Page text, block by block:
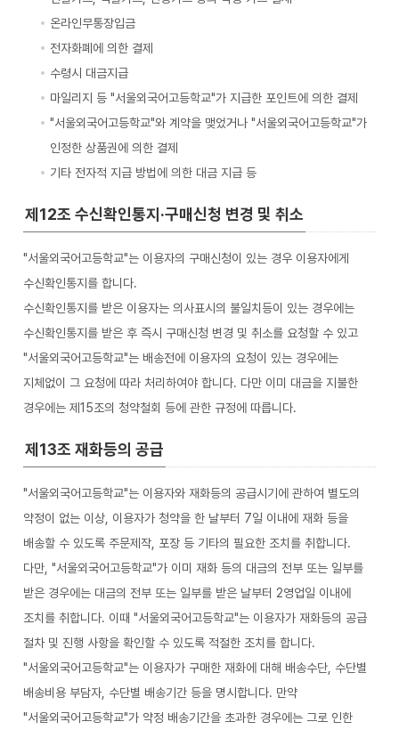
온라인무통장입금
전자화폐에 의한 결제
수령시 대금지급
마일리지 등 "서울외국어고등학교"가 지급한 포인트에 의한 결제
"서울외국어고등학교"와 계약을 맺었거나 "서울외국어고등학교"가
인정한 상품권에 의한 결제
기타 전자적 지급 방법에 의한 대금 지급 등
제12조 수신확인통지·구매신청 변경 및 취소
"서울외국어고등학교"는 이용자의 구매신청이 있는 경우 이용자에게
수신확인통지를 합니다.
수신확인통지를 받은 이용자는 의사표시의 불일치등이 있는 경우에는
수신확인통지를 받은 후 즉시 구매신청 변경 및 취소를 요청할 수 있고
"서울외국어고등학교"는 배송전에 이용자의 요청이 있는 경우에는
지체없이 그 요청에 따라 처리하여야 합니다. 다만 이미 대금을 지불한
경우에는 제15조의 청약철회 등에 관한 규정에 따릅니다.
제13조 재화등의 공급
"서울외국어고등학교"는 이용자와 재화등의 공급시기에 관하여 별도의
약정이 없는 이상, 이용자가 청약을 한 날부터 7일 이내에 재화 등을
배송할 수 있도록 주문제작, 포장 등 기타의 필요한 조치를 취합니다.
다만, "서울외국어고등학교"가 이미 재화 등의 대금의 전부 또는 일부를
받은 경우에는 대금의 전부 또는 일부를 받은 날부터 2영업일 이내에
조치를 취합니다. 이때 "서울외국어고등학교"는 이용자가 재화등의 공급
절차 및 진행 사항을 확인할 수 있도록 적절한 조치를 합니다.
"서울외국어고등학교"는 이용자가 구매한 재화에 대해 배송수단, 수단별
배송비용 부담자, 수단별 배송기간 등을 명시합니다. 만약
"서울외국어고등학교"가 약정 배송기간을 초과한 경우에는 그로 인한